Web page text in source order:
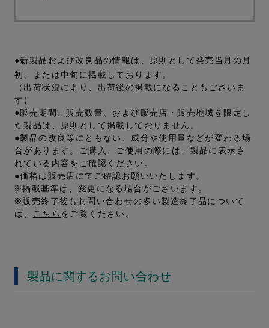
●新製品および改良品の情報は、原則として発売当月の月
初、または中旬に掲載しております。
（出荷状況により、出荷後の掲載になることもございま
す）
●販売期間、販売数量、および販売店・販売地域を限定し
た製品は、原則として掲載しておりません。
●製品の改良等にともない、成分や使用量などが変わる場
合があります。ご購入、ご使用の際には、製品に表示さ
れている内容をご確認ください。
●価格は販売店にてご確認お願いいたします。
※掲載基準は、変更になる場合がございます。
※販売終了後もお問い合わせの多い製造終了品について
は、
こちら をご覧ください。
製品に関するお問い合わせ